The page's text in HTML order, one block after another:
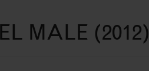
MALE (2012)